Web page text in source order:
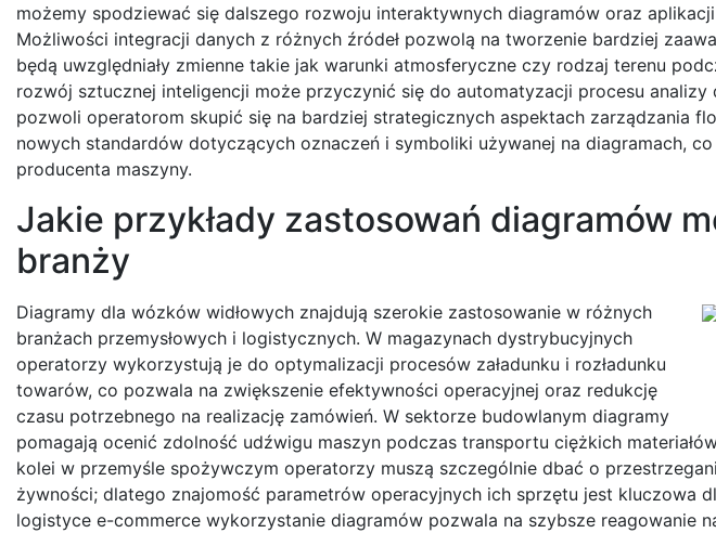
możemy spodziewać się dalszego rozwoju interaktywnych diagramów oraz
Możliwości integracji danych z różnych źródeł pozwolą na tworzenie bardziej
będą uwzględniały zmienne takie jak warunki atmosferyczne czy rodzaj terenu
rozwój sztucznej inteligencji może przyczynić się do automatyzacji procesu
pozwoli operatorom skupić się na bardziej strategicznych aspektach zarządzania
nowych standardów dotyczących oznaczeń i symboliki używanej na diagramach,
producenta maszyny.
Jakie przykłady zastosowań diagramów
branży
Diagramy dla wózków widłowych znajdują szerokie zastosowanie w różnych
branżach przemysłowych i logistycznych. W magazynach dystrybucyjnych
operatorzy wykorzystują je do optymalizacji procesów załadunku i rozładunku
towarów, co pozwala na zwiększenie efektywności operacyjnej oraz redukcję
czasu potrzebnego na realizację zamówień. W sektorze budowlanym diagramy
pomagają ocenić zdolność udźwigu maszyn podczas transportu ciężkich
kolei w przemyśle spożywczym operatorzy muszą szczególnie dbać o
żywności; dlatego znajomość parametrów operacyjnych ich sprzętu jest kluczowa
logistyce e-commerce wykorzystanie diagramów pozwala na szybsze reagowanie